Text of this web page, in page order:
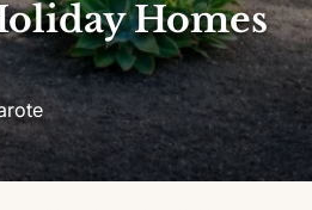
Homes